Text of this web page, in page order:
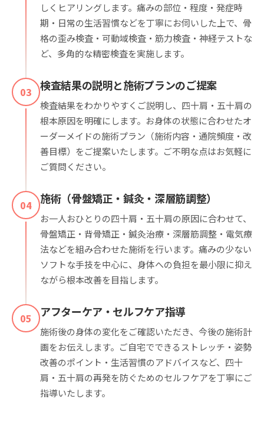
しくヒアリングします。痛みの部位・程度・発症時
期・日常の生活習慣などを丁寧にお伺いした上で、骨
格の歪み検査・可動域検査・筋力検査・神経テストな
ど、多角的な精密検査を実施します。
03 検査結果の説明と施術プランのご提案
検査結果をわかりやすくご説明し、四十肩・五十肩の
根本原因を明確にします。お身体の状態に合わせたオ
ーダーメイドの施術プラン（施術内容・通院頻度・改
善目標）をご提案いたします。ご不明な点はお気軽に
ご質問ください。
04 施術（骨盤矯正・鍼灸・深層筋調整）
お一人おひとりの四十肩・五十肩の原因に合わせて、
骨盤矯正・背骨矯正・鍼灸治療・深層筋調整・電気療
法などを組み合わせた施術を行います。痛みの少ない
ソフトな手技を中心に、身体への負担を最小限に抑え
ながら根本改善を目指します。
05 アフターケア・セルフケア指導
施術後の身体の変化をご確認いただき、今後の施術計
画をお伝えします。ご自宅でできるストレッチ・姿勢
改善のポイント・生活習慣のアドバイスなど、四十
肩・五十肩の再発を防ぐためのセルフケアを丁寧にご
指導いたします。